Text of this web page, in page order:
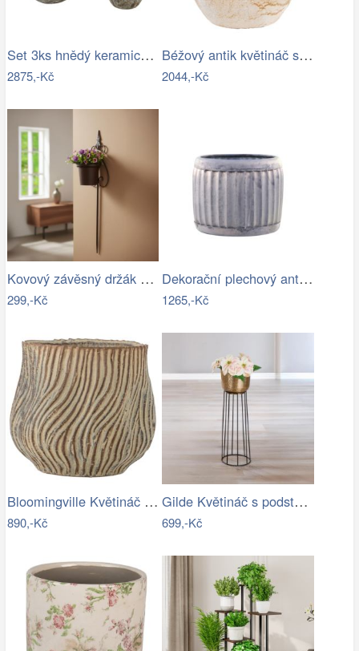
Set 3ks hnědý keramický květináč…
2875,-Kč
Béžový antik květináč slepička Farm…
2044,-Kč
Kovový závěsný držák na květináč
299,-Kč
Dekorační plechový antik obal na…
1265,-Kč
Bloomingville Květináč Dua Ø 19 cm
890,-Kč
Gilde Květináč s podstavcem, zlatý
699,-Kč